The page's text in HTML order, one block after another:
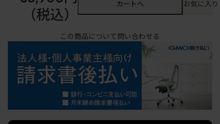
（税込）
カートへ お気に入
この商品について問い合わせる